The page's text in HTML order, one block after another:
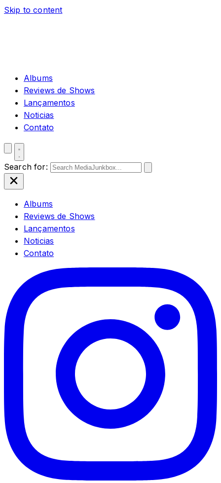
Skip to content
Albums
Reviews de Shows
Lançamentos
Noticias
Contato
Search for:
Albums
Reviews de Shows
Lançamentos
Noticias
Contato